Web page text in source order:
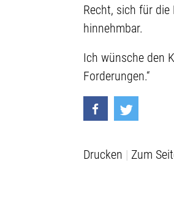
Recht, sich für
hinnehmbar.
Ich wünsche den
Forderungen.“
Drucken Zum